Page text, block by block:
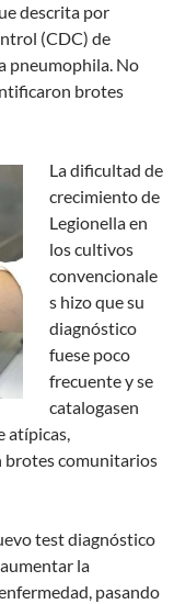
descrita por
(CDC) de
pneumophila. No
brotes
La dificultad de
crecimiento de
Legionella en
los cultivos
convencionale
s hizo que su
diagnóstico
fuese poco
frecuente y se
catalogasen
atípicas,
brotes comunitarios
test diagnóstico
la
pasando